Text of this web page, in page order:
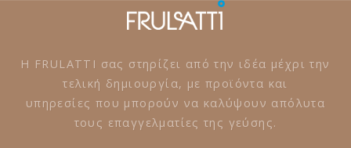
Η FRULATTI σας στηρίζει από την ιδέα μέχρι την
τελική δημιουργία, με προϊόντα και
υπηρεσίες που μπορούν να καλύψουν απόλυτα
τους επαγγελματίες της γεύσης.